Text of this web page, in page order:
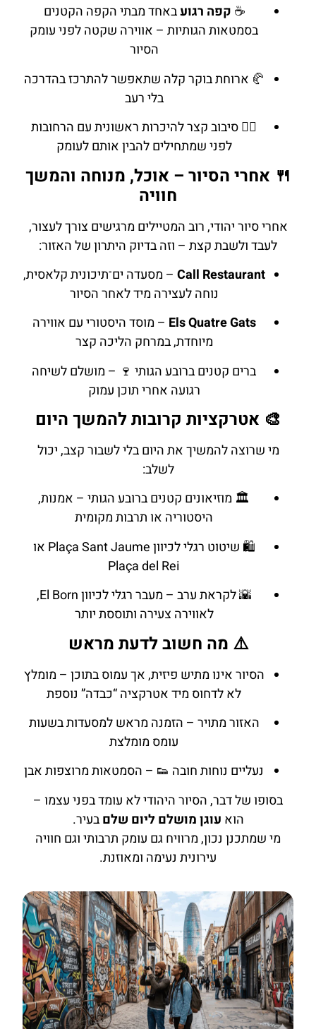
☕ קפה רגועבאחד מבתי הקפה הקטנים
בסמטאות הגותיות – אווירה שקטה לפני עומק
הסיור
🥐 ארוחת בוקר קלה שתאפשר להתרכז בהדרכה
בלי רעב
🚶‍♂️ סיבוב קצר להיכרות ראשונית עם הרחובות
לפני שמתחילים להבין אותם לעומק
🍴 אחרי הסיור – אוכל, מנוחה והמשך
חוויה
אחרי סיור יהודי, רוב המטיילים מרגישים צורך לעצור,
לעבד ולשבת קצת – וזה בדיוק היתרון של האזור:
Call Restaurant – מסעדה ים־תיכונית קלאסית,
נוחה לעצירה מיד לאחר הסיור
Els Quatre Gats – מוסד היסטורי עם אווירה
מיוחדת, במרחק הליכה קצר
ברים קטנים ברובע הגותי 🍷 – מושלם לשיחה
רגועה אחרי תוכן עמוק
🎨 אטרקציות קרובות להמשך היום
מי שרוצה להמשיך את היום בלי לשבור קצב, יכול
לשלב:
🏛️ מוזיאונים קטנים ברובע הגותי – אמנות,
היסטוריה או תרבות מקומית
🛍️ שיטוט רגלי לכיוון Plaça Sant Jaume או
Plaça del Rei
🌇 לקראת ערב – מעבר רגלי לכיוון El Born,
לאווירה צעירה ותוססת יותר
⚠️ מה חשוב לדעת מראש
הסיור אינו מתיש פיזית, אך עמוס בתוכן – מומלץ
לא לדחוס מיד אטרקציה “כבדה” נוספת
האזור מתויר – הזמנה מראש למסעדות בשעות
עומס מומלצת
נעליים נוחות חובה 👟 – הסמטאות מרוצפות אבן
בסופו של דבר, הסיור היהודי לא עומד בפני עצמו –
הוא עוגן מושלם ליום שלםבעיר.
מי שמתכנן נכון, מרוויח גם עומק תרבותי וגם חוויה
עירונית נעימה ומאוזנת.